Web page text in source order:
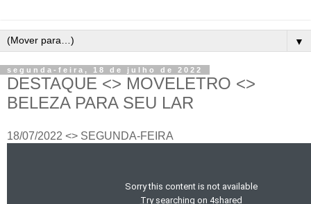
▼
segunda-feira, 18 de julho de 2022
DESTAQUE <> MOVELETRO <>
BELEZA PARA SEU LAR
18/07/2022 <> SEGUNDA-FEIRA